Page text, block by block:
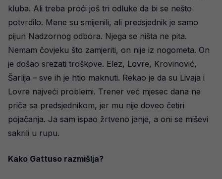
kluba. Ali treba proći još tri odluke da bi se nešto
potvrdilo. Mene su smijenili, ali predsjednik je samo
pijun Nadzornog odbora. Njega se ništa ne pita.
Nemam čovjeku što zamjeriti, on nije iz nogometa. On
je došao srezati troškove. Elez, Lovre, Krovinović,
Šarlija – sve ih je htio maknuti. Rekao je da su Livaja i
Lovre najveći problemi. Trener već mjesec dana ne
priča sa predsjednikom, jer mu nije doveo četiri
pojačanja. Ja sam ispao žrtveno janje, a oni se miševi
sakrili u rupu.
Kako Gattuso razmišlja?